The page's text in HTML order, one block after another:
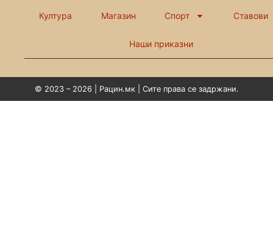
Култура Магазин Спорт Ставови
Наши приказни
© 2023 – 2026 | Рацин.мк | Сите права се задржани.